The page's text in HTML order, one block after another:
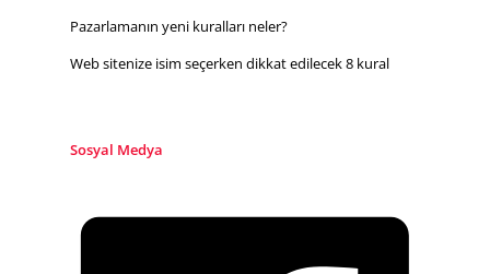
Pazarlamanın yeni kuralları neler?
Web sitenize isim seçerken dikkat edilecek 8 kural
Sosyal Medya